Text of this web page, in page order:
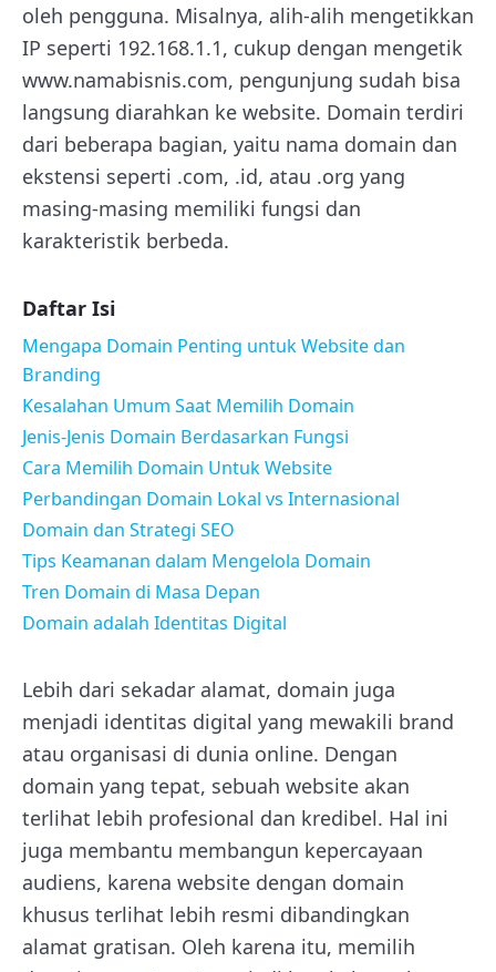
oleh pengguna. Misalnya, alih-alih mengetikkan
IP seperti 192.168.1.1, cukup dengan mengetik
www.namabisnis.com, pengunjung sudah bisa
langsung diarahkan ke website. Domain terdiri
dari beberapa bagian, yaitu nama domain dan
ekstensi seperti .com, .id, atau .org yang
masing-masing memiliki fungsi dan
karakteristik berbeda.
Daftar Isi
Mengapa Domain Penting untuk Website dan
Branding
Kesalahan Umum Saat Memilih Domain
Jenis-Jenis Domain Berdasarkan Fungsi
Cara Memilih Domain Untuk Website
Perbandingan Domain Lokal vs Internasional
Domain dan Strategi SEO
Tips Keamanan dalam Mengelola Domain
Tren Domain di Masa Depan
Domain adalah Identitas Digital
Lebih dari sekadar alamat, domain juga
menjadi identitas digital yang mewakili brand
atau organisasi di dunia online. Dengan
domain yang tepat, sebuah website akan
terlihat lebih profesional dan kredibel. Hal ini
juga membantu membangun kepercayaan
audiens, karena website dengan domain
khusus terlihat lebih resmi dibandingkan
alamat gratisan. Oleh karena itu, memilih